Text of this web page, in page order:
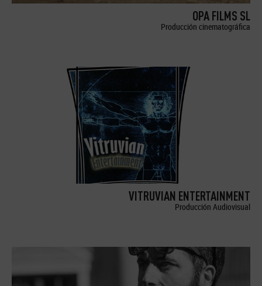
OPA FILMS SL
Producción cinematográfica
VITRUVIAN ENTERTAINMENT
Producción Audiovisual